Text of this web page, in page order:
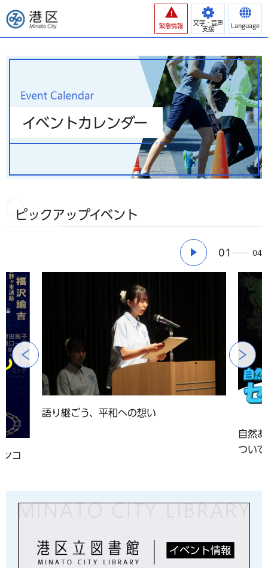
港区
緊急情報
文字・音声
支援
Language
イベントカレンダー
ピックアップイベント
前のスライドを表示
01 04
コ
語り継ごう、平和への想い
自然
つい